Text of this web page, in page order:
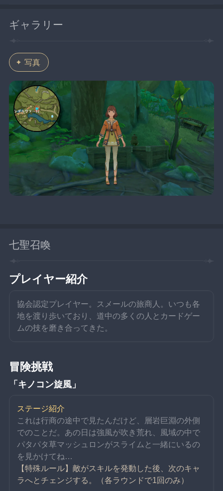
ギャラリー
写真
七聖召喚
プレイヤー紹介
協会認定プレイヤー。スメールの旅商人。いつも各
地を渡り歩いており、道中の多くの人とカードゲー
ムの技を磨き合ってきた。
冒険挑戦
「キノコン旋風」
ステージ紹介
これは行商の途中で見たんだけど、層岩巨淵の外側
でのことだ。あの日は強風が吹き荒れ、風域の中で
パタパタ草マッシュロンがスライムと一緒にいるの
を見かけてね…
【特殊ルール】敵がスキルを発動した後、次のキャ
ラへとチェンジする。（各ラウンドで1回のみ）